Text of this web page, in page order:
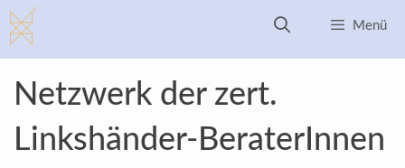
Zum
Inhalt
springen
Menü
Netzwerk der zert.
Linkshänder-BeraterInnen